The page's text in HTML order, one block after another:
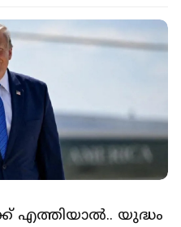
എത്തിയാല്‍.. യുദ്ധം